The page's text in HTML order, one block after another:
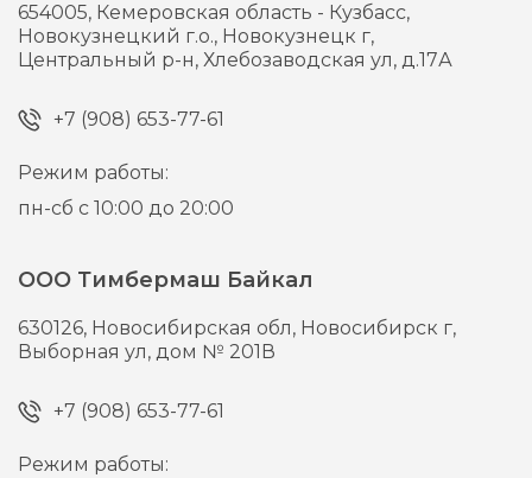
654005, Кемеровская область - Кузбасс,
Новокузнецкий г.о., Новокузнецк г,
Центральный р-н, Хлебозаводская ул, д.17А
+7 (908) 653-77-61
Режим работы:
пн-сб с 10:00 до 20:00
ООО Тимбермаш Байкал
630126, Новосибирская обл, Новосибирск г,
Выборная ул, дом № 201В
+7 (908) 653-77-61
Режим работы: